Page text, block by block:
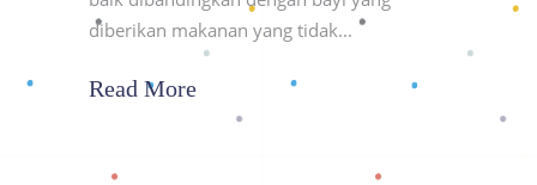
diberikan makanan yang tidak
Read More